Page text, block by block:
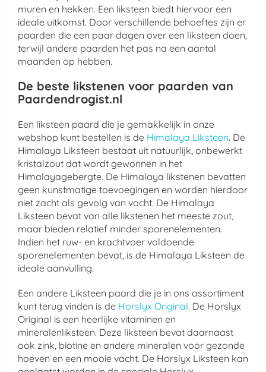
muren en hekken. Een liksteen biedt hiervoor een
ideale uitkomst. Door verschillende behoeftes zijn er
paarden die een paar dagen over een liksteen doen,
terwijl andere paarden het pas na een aantal
maanden op hebben.
De beste likstenen voor paarden van
Paardendrogist.nl
Een liksteen paard die je gemakkelijk in onze
webshop kunt bestellen is de Himalaya Liksteen. De
Himalaya Liksteen bestaat uit natuurlijk, onbewerkt
kristalzout dat wordt gewonnen in het
Himalayagebergte. De Himalaya likstenen bevatten
geen kunstmatige toevoegingen en worden hierdoor
niet zacht als gevolg van vocht. De Himalaya
Liksteen bevat van alle likstenen het meeste zout,
maar bieden relatief minder sporenelementen.
Indien het ruw- en krachtvoer voldoende
sporenelementen bevat, is de Himalaya Liksteen de
ideale aanvulling.
Een andere Liksteen paard die je in ons assortiment
kunt terug vinden is de Horslyx Original. De Horslyx
Original is een heerlijke vitaminen en
mineralenliksteen. Deze liksteen bevat daarnaast
ook zink, biotine en andere mineralen voor gezonde
hoeven en een mooie vacht. De Horslyx Liksteen kan